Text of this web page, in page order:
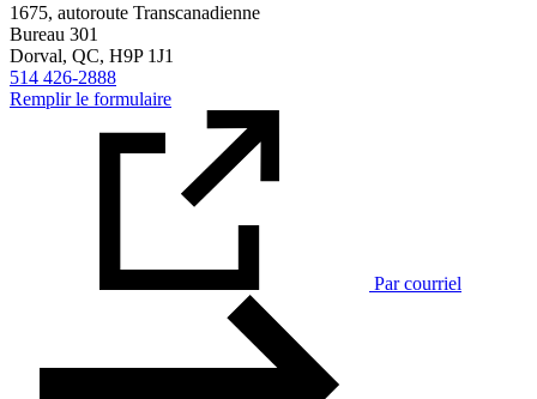
1675, autoroute Transcanadienne
Bureau 301
Dorval, QC, H9P 1J1
514 426-2888
Remplir le formulaire
Par courriel